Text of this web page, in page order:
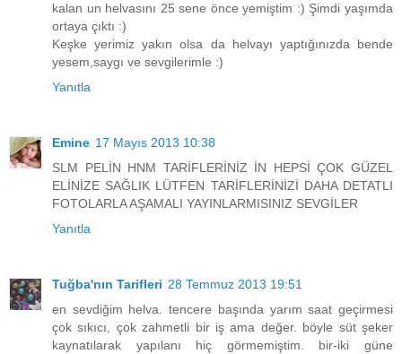
kalan un helvasını 25 sene önce yemiştim :) Şimdi yaşımda
ortaya çıktı :)
Keşke yerimiz yakın olsa da helvayı yaptığınızda bende
yesem,saygı ve sevgilerimle :)
Yanıtla
Emine 17 Mayıs 2013 10:38
SLM PELİN HNM TARİFLERİNİZ İN HEPSİ ÇOK GÜZEL
ELİNİZE SAĞLIK LÜTFEN TARİFLERİNİZİ DAHA DETATLI
FOTOLARLA AŞAMALI YAYINLARMISINIZ SEVGİLER
Yanıtla
Tuğba'nın Tarifleri 28 Temmuz 2013 19:51
en sevdiğim helva. tencere başında yarım saat geçirmesi
çok sıkıcı, çok zahmetli bir iş ama değer. böyle süt şeker
kaynatılarak yapılanı hiç görmemiştim. bir-iki güne